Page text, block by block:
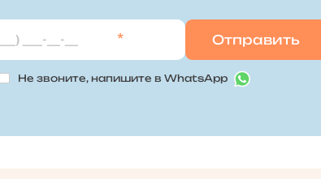
*
Не звоните, напишите в WhatsApp